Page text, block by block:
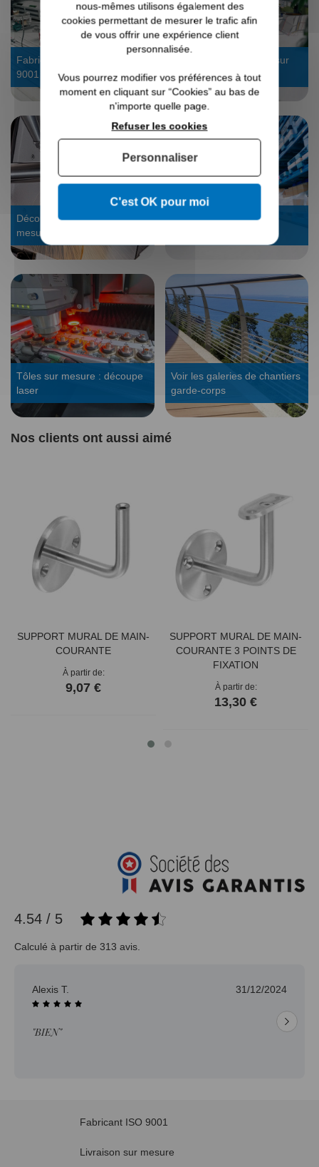
Fabrication 4.0 certifiée ISO
9001
Bureau d’étude : devis sur
mesure
Découpe laser tube : sur
mesure
Stock dispo, expédié en
Tôles sur mesure : découpe
laser
Voir les galeries de chantiers
garde-corps
Nos clients ont aussi aimé
SUPPORT MURAL DE MAIN-
COURANTE
À partir de
9,07 €
SUPPORT MURAL DE MAIN-
COURANTE 3 POINTS DE
FIXATION
À partir de
13,30 €
4.54 / 5
Calculé à partir de 313 avis.
Alexis T. 31/12/2024
"BIEN"
Fabricant ISO 9001
Livraison sur mesure
nous-mêmes utilisons également des
cookies permettant de mesurer le trafic afin
de vous offrir une expérience client
personnalisée.
Vous pourrez modifier vos préférences à tout
moment en cliquant sur “Cookies” au bas de
n'importe quelle page.
C'est OK pour moi
Refuser les cookies
Personnaliser